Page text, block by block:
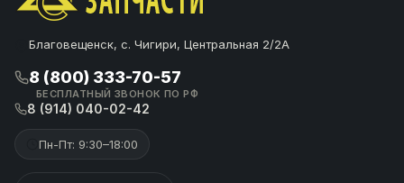
Благовещенск, с. Чигири, Центральная 2/2А
8 (800) 333-70-57
БЕСПЛАТНЫЙ ЗВОНОК ПО РФ
8 (914) 040-02-42
Пн-Пт: 9:30–18:00